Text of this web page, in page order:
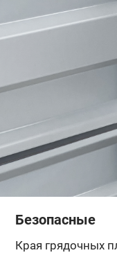
Безопасные
Края грядочных